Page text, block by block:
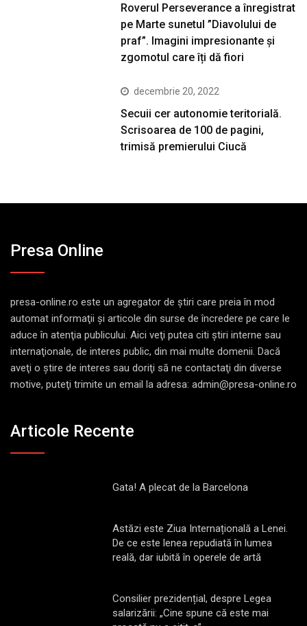
Roverul Perseverance a înregistrat
pe Marte sunetul ”Diavolului de
praf”. Imagini impresionante și
zgomotul care îți dă fiori
decembrie 20, 2022
Secuii cer autonomie teritorială.
Scrisoarea de 100 de pagini,
trimisă premierului Ciucă
Presa Online
presa-online.ro este un agregator de ştiri care preia în mod
automat informaţii şi articole din surse de încredere pe care le
aduce în atenţia publicului. Aici veţi putea citi ştiri interne sau
internaţionale, de interes public, din mai multe domenii. Dacă
aveţi o ştire de interes sau doriţi să ne contactaţi din diverse
motive, puteţi trimite un email la adresa: admin@presa-online.ro
Articole Recente
Gata! A plecat de la Barcelona
Astăzi este Ziua Internațională a Lenei.
De ce este lenea repudiată în lumea
reală, dar iubită în operele de artă
Consilier prezidențial, despre Legea
salarizării: „Cine spune că este mai